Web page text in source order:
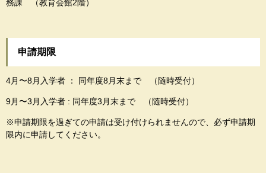
務課 （教育会館2階）
申請期限
4月〜8月入学者 ： 同年度8月末まで （随時受付）
9月〜3月入学者 : 同年度3月末まで （随時受付）
※申請期限を過ぎての申請は受け付けられませんので、必ず申請期
限内に申請してください。